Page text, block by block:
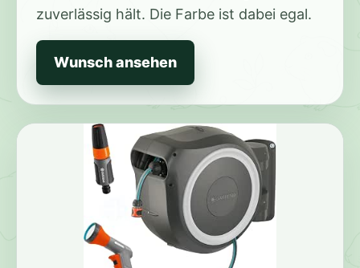
zuverlässig hält. Die Farbe ist dabei egal.
Wunsch ansehen